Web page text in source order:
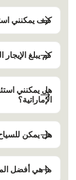
كيف يمكنني
كم يبلغ
هل يمكنني
الإماراتية؟
هل يمكن
ما هي أفضل